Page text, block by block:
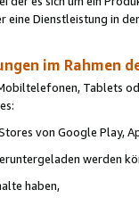
Dienstleistung in
im Rahmen
Tablets
von Google Play,
werden
haben,